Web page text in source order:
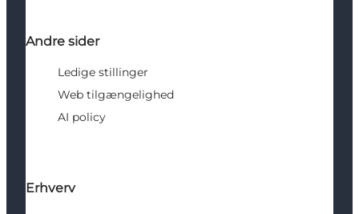
Andre sider
Ledige stillinger
Web tilgængelighed
AI policy
Erhverv